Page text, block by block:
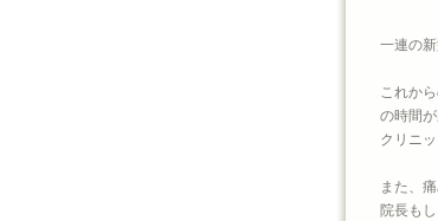
一連の
これか
の時間
クリニ
また、
院長も